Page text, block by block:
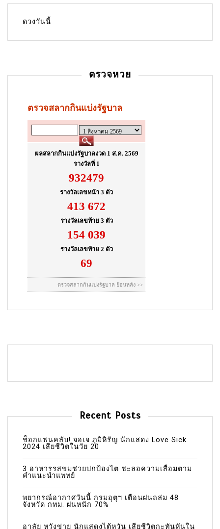
ดวงวันนี้
ตรวจหวย
Recent Posts
ช็อกแฟนคลับ! จอเจ ภูมิหิรัญ นักแสดง Love Sick
2024 เสียชีวิตในวัย 20
3 อาหารรสขมช่วยปกป้องไต ชะลอความเสื่อมตาม
คำแนะนำแพทย์
พยากรณ์อากาศวันนี้ กรมอุตุฯ เตือนฝนถล่ม 48
จังหวัด กทม. ฝนหนัก 70%
อาลัย หวังข่าย นักแสดงไต้หวัน เสียชีวิตกะทันหันใน